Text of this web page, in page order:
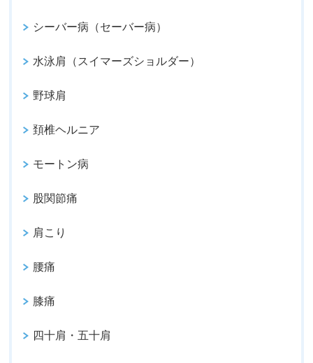
シーバー病（セーバー病）
水泳肩（スイマーズショルダー）
野球肩
頚椎ヘルニア
モートン病
股関節痛
肩こり
腰痛
膝痛
四十肩・五十肩